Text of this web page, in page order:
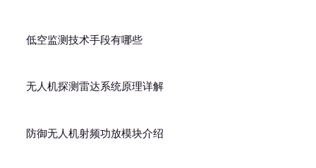
低空监测技术手段有哪些
无人机探测雷达系统原理详解
防御无人机射频功放模块介绍